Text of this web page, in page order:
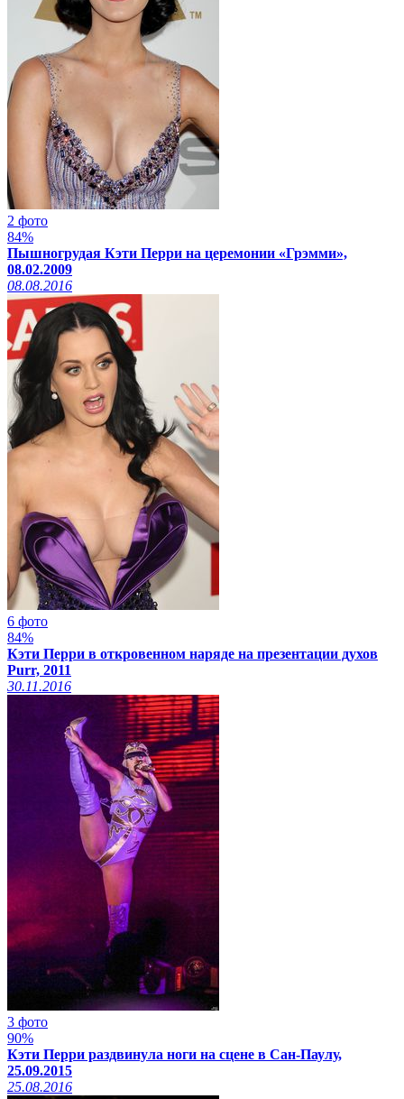
2 фото
84%
Пышногрудая Кэти Перри на церемонии «Грэмми»,
08.02.2009
08.08.2016
6 фото
84%
Кэти Перри в откровенном наряде на презентации духов
Purr, 2011
30.11.2016
3 фото
90%
Кэти Перри раздвинула ноги на сцене в Сан-Паулу,
25.09.2015
25.08.2016